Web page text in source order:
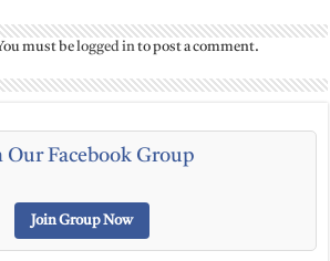
must belogged into post a comment.
Our Facebook Group
Join Group Now